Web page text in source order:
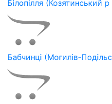
Білопілля (Козятинський
Бабчинці (Могилів-